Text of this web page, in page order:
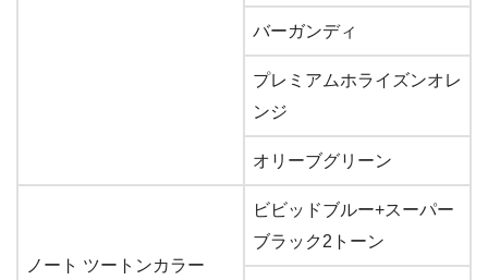
バーガンディ
プレミアムホライズンオレ
ンジ
オリーブグリーン
ノート ツートンカラー
ビビッドブルー+スーパー
ブラック2トーン